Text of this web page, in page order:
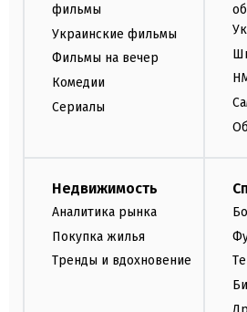
фильмы
Украинские фильмы
Фильмы на вечер
Комедии
Сериалы
Недвижимость
Аналитика рынка
Покупка жилья
Тренды и вдохновение